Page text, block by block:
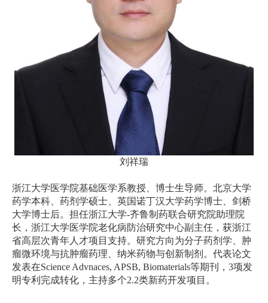
刘祥瑞
浙江大学医学院基础医学系教授、博士生导师。北京大学
药学本科、药剂学硕士、英国诺丁汉大学药学博士、剑桥
大学博士后。担任浙江大学-齐鲁制药联合研究院助理院
长，浙江大学医学院老化病防治研究中心副主任，获浙江
省高层次青年人才项目支持。研究方向为分子药剂学、肿
瘤微环境与抗肿瘤药理、纳米药物与创新制剂。代表论文
发表在Science Advnaces, APSB, Biomaterials等期刊， 3项发
明专利完成转化，主持多个2.2类新药开发项目。